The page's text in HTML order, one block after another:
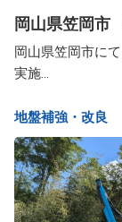
岡山県笠岡
岡山県笠岡市に
実施...
地盤補強・改良​